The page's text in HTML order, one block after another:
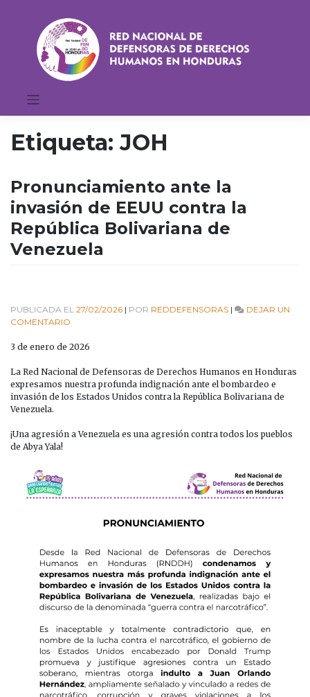
Etiqueta:JOH
Pronunciamiento ante la
invasión de EEUU contra la
República Bolivariana de
Venezuela
PUBLICADA EL 27/02/2026 | POR REDDEFENSORAS |
DEJAR UN
COMENTARIO
ANTE
INVASIÓN
DE
EEUU
REPÚBLICA
3 de enero de 2026
La Red Nacional de Defensoras de Derechos Humanos en Honduras
expresamos nuestra profunda indignación ante el bombardeo e
invasión de los Estados Unidos contra la República Bolivariana de
Venezuela.
¡Una agresión a Venezuela es una agresión contra todos los pueblos
de Abya Yala!